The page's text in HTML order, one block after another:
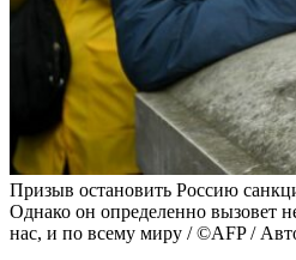
Призыв остановить Россию
Однако он определенно вызовет
нас, и по всему миру / ©AFP /